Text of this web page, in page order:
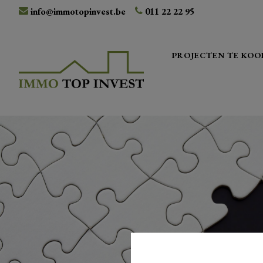
info@immotopinvest.be 011 22 22 95
PROJECTEN TE